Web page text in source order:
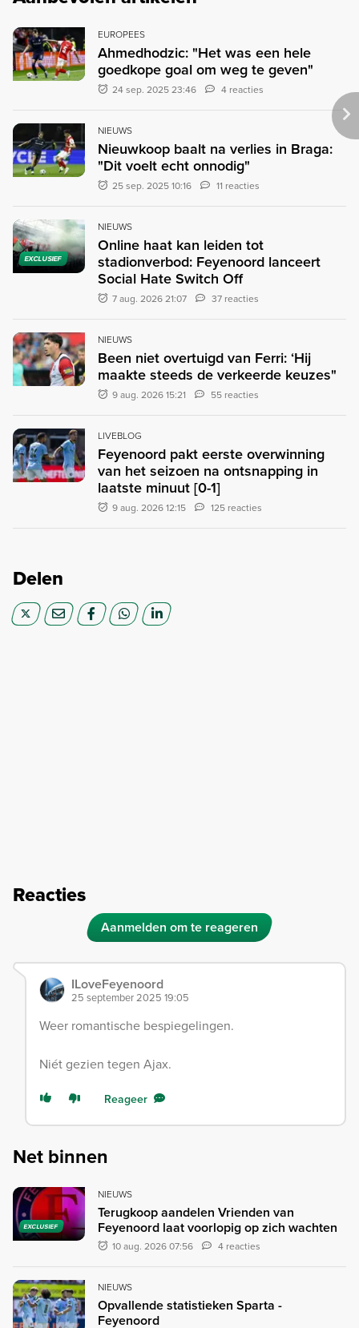
EUROPEES
Ahmedhodzic: "Het was een hele
goedkope goal om weg te geven"
24 sep. 2025 23:46 4 reacties
NIEUWS
Nieuwkoop baalt na verlies in Braga:
"Dit voelt echt onnodig"
25 sep. 2025 10:16 11 reacties
EXCLUSIEF
NIEUWS
Online haat kan leiden tot
stadionverbod: Feyenoord lanceert
Social Hate Switch Off
7 aug. 2026 21:07 37 reacties
NIEUWS
Been niet overtuigd van Ferri: ‘Hij
maakte steeds de verkeerde keuzes"
9 aug. 2026 15:21 55 reacties
LIVEBLOG
Feyenoord pakt eerste overwinning
van het seizoen na ontsnapping in
laatste minuut [0-1]
9 aug. 2026 12:15 125 reacties
Delen
Reacties
Aanmelden om te reageren
ILoveFeyenoord
25 september 2025 19:05
Weer romantische bespiegelingen.
Niét gezien tegen Ajax.
Reageer
Net binnen
EXCLUSIEF
NIEUWS
Terugkoop aandelen Vrienden van
Feyenoord laat voorlopig op zich wachten
10 aug. 2026 07:56 4 reacties
NIEUWS
Opvallende statistieken Sparta -
Feyenoord